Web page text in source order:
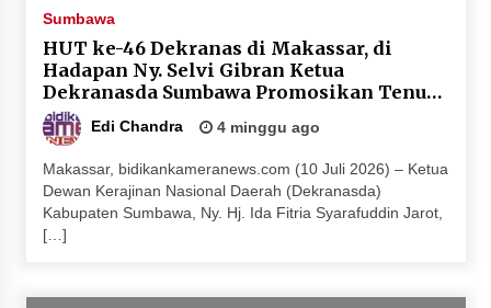
Sumbawa
HUT ke-46 Dekranas di Makassar, di
Hadapan Ny. Selvi Gibran Ketua
Dekranasda Sumbawa Promosikan Tenun
Kre Alang
Edi Chandra 4 minggu ago
Makassar, bidikankameranews.com (10 Juli 2026) – Ketua
Dewan Kerajinan Nasional Daerah (Dekranasda)
Kabupaten Sumbawa, Ny. Hj. Ida Fitria Syarafuddin Jarot,
[…]